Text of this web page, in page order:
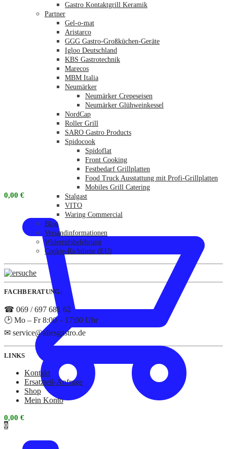
0,00 €
0
Gastro Kontaktgrill Keramik
Partner
Gel-o-mat
Aristarco
GGG Gastro-Großküchen-Geräte
Igloo Deutschland
KBS Gastrotechnik
Marecos
MBM Italia
Neumärker
Neumärker Crepeseisen
Neumärker Glühweinkessel
NordCap
Roller Grill
SARO Gastro Products
Spidocook
Spidoflat
Front Cooking
Festbedarf Grillplatten
Food Truck Ausstattung mit Profi-Grillplatten
Mobiles Grill Catering
Stalgast
VITO
Waring Commercial
Blog
Versandinformationen
Widerrufsbelehrung
Cookie-Richtlinie (EU)
FACHBERATUNG:
☎ 069 / 697 681 62
🕑 Mo – Fr 8:00 – 17:00 Uhr
✉ service@allesgastro.de
LINKS
Kontakt
Ersatzteil-Anfrage
Shop
Mein Konto
0,00 €